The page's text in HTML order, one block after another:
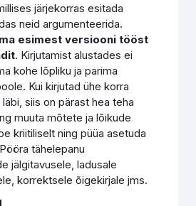
järjekorras esitada
neid argumenteerida.
esimest versiooni tööst
. Kirjutamist alustades ei
kohe lõpliku ja parima
Kui kirjutad ühe korra
siis on pärast hea teha
muuta mõtete ja lõikude
kriitiliselt ning püüa asetuda
tähelepanu
jälgitavusele, ladusale
korrektsele õigekirjale jms.